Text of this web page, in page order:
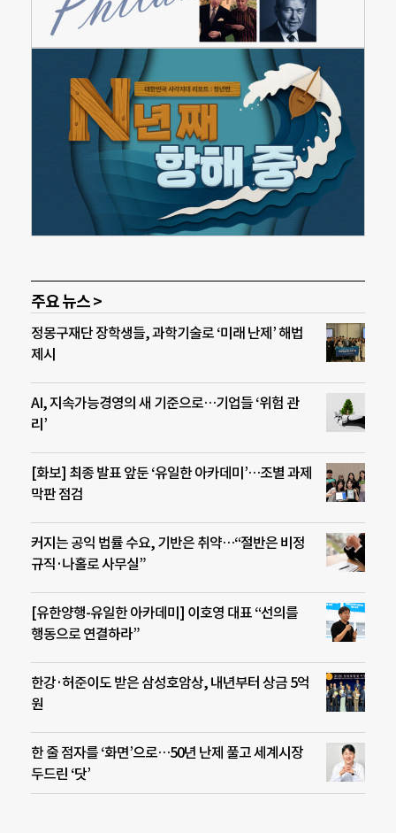
주요 뉴스 >
정몽구재단 장학생들, 과학기술로 ‘미래 난제’ 해법
제시
AI, 지속가능경영의 새 기준으로…기업들 ‘위험 관
리’
[화보] 최종 발표 앞둔 ‘유일한 아카데미’…조별 과제
막판 점검
커지는 공익 법률 수요, 기반은 취약…“절반은 비정
규직·나홀로 사무실”
[유한양행-유일한 아카데미] 이호영 대표 “선의를
행동으로 연결하라”
한강·허준이도 받은 삼성호암상, 내년부터 상금 5억
원
한 줄 점자를 ‘화면’으로…50년 난제 풀고 세계시장
두드린 ‘닷’